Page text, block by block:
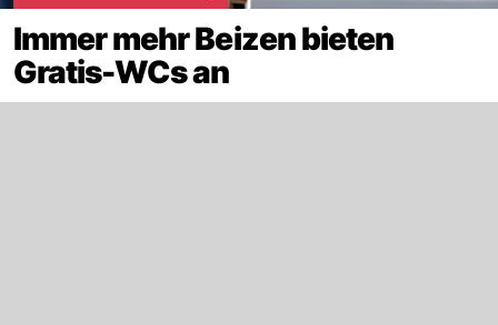
Immer mehr Beizen bieten
Gratis-WCs an